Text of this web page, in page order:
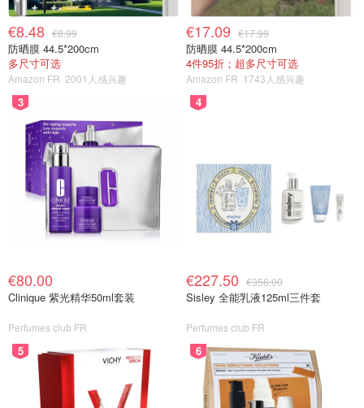
€8.48 €8.99
防晒膜 44.5*200cm
多尺寸可选
Amazon FR 2001人感兴趣
€17.09 €17.99
防晒膜 44.5*200cm
4件95折；超多尺寸可选
Amazon FR 1743人感兴趣
3
€80.00
Clinique 紫光精华50ml套装
Perfumes club FR
4
€227.50 €356.00
Sisley 全能乳液125ml三件套
Perfumes club FR
5 6